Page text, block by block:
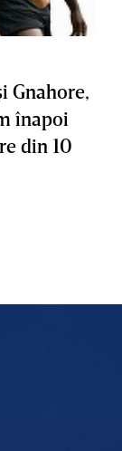
Gnahore,
înapoi
din 10